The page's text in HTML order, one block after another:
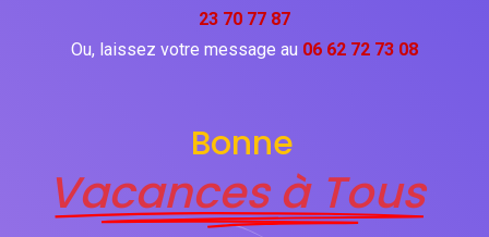
23 70 77 87
Ou, laissez votre message au 06 62 72 73 08
Bonne
Vacances à Tous